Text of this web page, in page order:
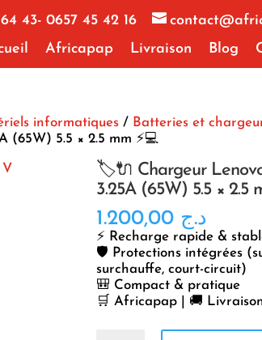
43- 0657 45 42 16
Africapap Livraison Blog
informatiques/ Batteries et
(65W) 5.5 × 2.5 mm ⚡💻
🏷️🔌 Chargeur
3.25A (65W) 5.5 × 2.5
د.ج 1.200,00
⚡ Recharge rapide &
🛡️ Protections intégrées
surchauffe, court-circuit)
🎒 Compact & pratique
🛒 Africapap | 🚚